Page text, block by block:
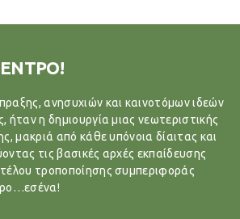
ανησυχιών και καινοτόμων ιδεών
η δημιουργία μιας νεωτεριστικής
μακριά από κάθε υπόνοια δίαιτας και
τις βασικές αρχές εκπαίδευσης
τροποποίησης συμπεριφοράς